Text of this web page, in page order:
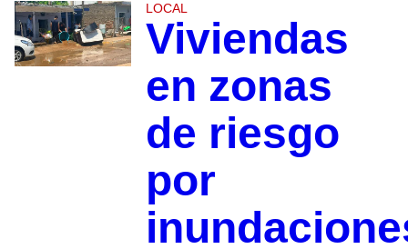
LOCAL
Viviendas
en zonas
de riesgo
por